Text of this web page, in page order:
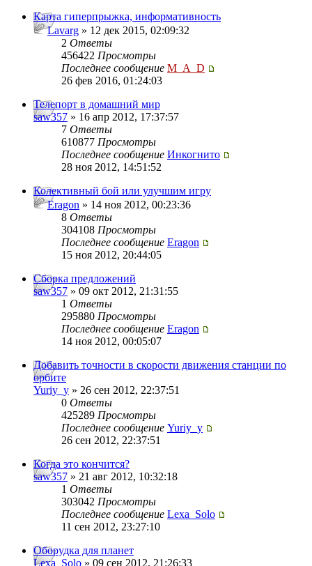
Карта гиперпрыжка, информативность
Lavarg » 12 дек 2015, 02:09:32
2 Ответы
456422 Просмотры
Последнее сообщение M_A_D
26 фев 2016, 01:24:03
Телепорт в домашний мир
saw357 » 16 апр 2012, 17:37:57
7 Ответы
610877 Просмотры
Последнее сообщение Инкогнито
28 ноя 2012, 14:51:52
Колективный бой или улучшим игру
Eragon » 14 ноя 2012, 00:23:36
8 Ответы
304108 Просмотры
Последнее сообщение Eragon
15 ноя 2012, 20:44:05
Сборка предложений
saw357 » 09 окт 2012, 21:31:55
1 Ответы
295880 Просмотры
Последнее сообщение Eragon
14 ноя 2012, 00:05:07
Добавить точности в скорости движения станции по
орбите
Yuriy_y » 26 сен 2012, 22:37:51
0 Ответы
425289 Просмотры
Последнее сообщение Yuriy_y
26 сен 2012, 22:37:51
Когда это кончится?
saw357 » 21 авг 2012, 10:32:18
1 Ответы
303042 Просмотры
Последнее сообщение Lexa_Solo
11 сен 2012, 23:27:10
Оборудка для планет
Lexa_Solo » 09 сен 2012, 21:26:33